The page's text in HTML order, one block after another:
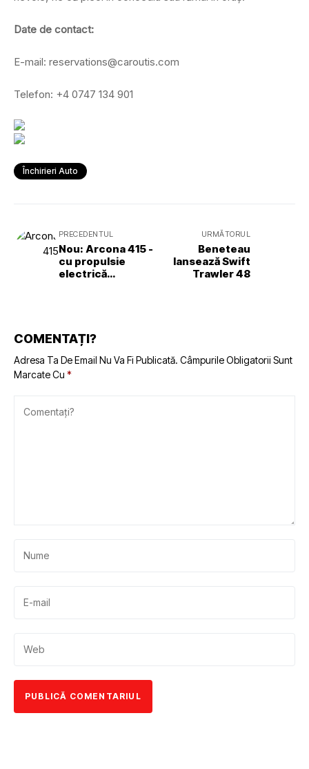
Date de contact:
E-mail: reservations@caroutis.com
Telefon: +4 0747 134 901
Închirieri Auto
PRECEDENTUL
Nou: Arcona 415 -
cu propulsie
electrică
URMĂTORUL
Beneteau
lansează Swift
Trawler 48
COMENTAȚI?
Adresa Ta De Email Nu Va Fi Publicată. Câmpurile Obligatorii Sunt
Marcate Cu *